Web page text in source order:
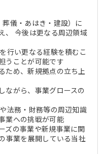
儀・あはき・建設）に
、 今後は更なる周辺領域
行い更なる経験を積むこ
うことが可能です
ため、新規拠点の立ち上
がら、事業グロースの
法務・財務等の周辺知識
業への挑戦が可能
の事業や新規事業に関
事業を展開している当社